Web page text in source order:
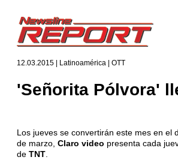
12.03.2015 | Latinoamérica | OTT
'Señorita Pólvora'
Los jueves se convertirán este mes en el
de marzo, Claro video presenta cada
de TNT